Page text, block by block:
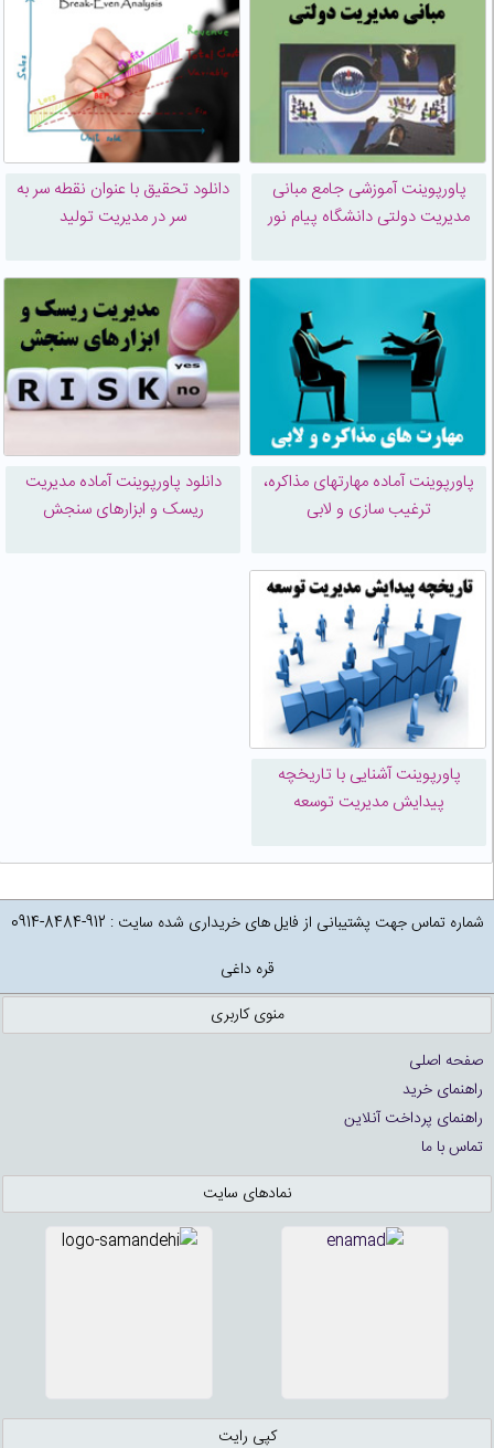
پاورپوینت آموزشی جامع مبانی
مدیریت دولتی دانشگاه پیام نور
دانلود تحقیق با عنوان نقطه سر به
سر در مدیریت تولید
پاورپوینت آماده مهارتهای مذاکره،
ترغیب سازی و لابی
دانلود پاورپوینت آماده مدیریت
ریسک و ابزارهای سنجش
پاورپوینت آشنایی با تاریخچه
پیدایش مدیریت توسعه
شماره تماس جهت پشتیبانی از فایل های خریداری شده سایت : 912-8484-0914
قره داغی
منوی کاربری
صفحه اصلی
راهنمای خرید
راهنمای پرداخت آنلاین
تماس با ما
نمادهای سایت
کپی رایت